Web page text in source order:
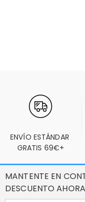
ENVÍO ESTÁNDAR
GRATIS 69€+
MANTENTE EN
DESCUENTO